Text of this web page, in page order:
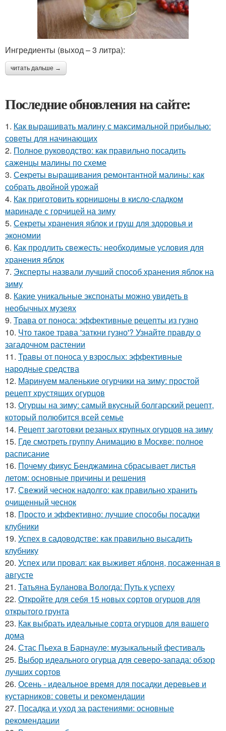
Ингредиенты (выход – 3 литра):
читать дальше →
Последние обновления на сайте:
1. Как выращивать малину с максимальной прибылью:
советы для начинающих
2. Полное руководство: как правильно посадить
саженцы малины по схеме
3. Секреты выращивания ремонтантной малины: как
собрать двойной урожай
4. Как приготовить корнишоны в кисло-сладком
маринаде с горчицей на зиму
5. Секреты хранения яблок и груш для здоровья и
экономии
6. Как продлить свежесть: необходимые условия для
хранения яблок
7. Эксперты назвали лучший способ хранения яблок на
зиму
8. Какие уникальные экспонаты можно увидеть в
необычных музеях
9. Трава от поноса: эффективные рецепты из гузно
10. Что такое трава 'заткни гузно'? Узнайте правду о
загадочном растении
11. Травы от поноса у взрослых: эффективные
народные средства
12. Маринуем маленькие огурчики на зиму: простой
рецепт хрустящих огурцов
13. Огурцы на зиму: самый вкусный болгарский рецепт,
который полюбится всей семье
14. Рецепт заготовки резаных крупных огурцов на зиму
15. Где смотреть группу Анимацию в Москве: полное
расписание
16. Почему фикус Бенджамина сбрасывает листья
летом: основные причины и решения
17. Свежий чеснок надолго: как правильно хранить
очищенный чеснок
18. Просто и эффективно: лучшие способы посадки
клубники
19. Успех в садоводстве: как правильно высадить
клубнику
20. Успех или провал: как выживет яблоня, посаженная в
августе
21. Татьяна Буланова Вологда: Путь к успеху
22. Откройте для себя 15 новых сортов огурцов для
открытого грунта
23. Как выбрать идеальные сорта огурцов для вашего
дома
24. Стас Пьеха в Барнауле: музыкальный фестиваль
25. Выбор идеального огурца для северо-запада: обзор
лучших сортов
26. Осень - идеальное время для посадки деревьев и
кустарников: советы и рекомендации
27. Посадка и уход за растениями: основные
рекомендации